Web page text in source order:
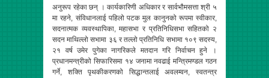
अनुरूप रहेका छन् । कार्यकारिणी अधिकार र सार्वभौमसत्ता श्री ५
मा रहने, संविधानलाई पहिलो पटक मुल कानुनको रूपमा स्वीकार,
सदनात्मक व्यवस्थापिका, महासभा र प्रतिनिधिसभा सहितको २
सदन माथिल्लो सभामा ३६ र तल्लो प्रतिनिधि सभामा १०९ सदस्य,
२१ वर्ष उमेर पुगेका नागरिकले मतदान गरि निर्वाचन हुने ।
प्रधानमन्त्रीको सिफारिसमा १४ जनामा नवढाई मन्त्रिमण्डल गठन
गर्ने, शक्ति पृथकीकरणको सिद्धान्तलाई अवलम्वन, स्वतन्त्र